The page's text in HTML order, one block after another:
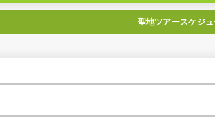
聖地ツアースケジュ
索: